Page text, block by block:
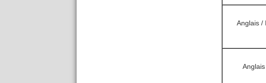
Anglais /